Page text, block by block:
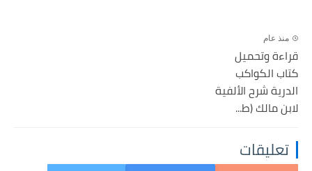
منذ عام
قراءة وتحميل
كتاب الكواكب
الدرية شرح الألفية
لابن مالك (ط...
تعليقات